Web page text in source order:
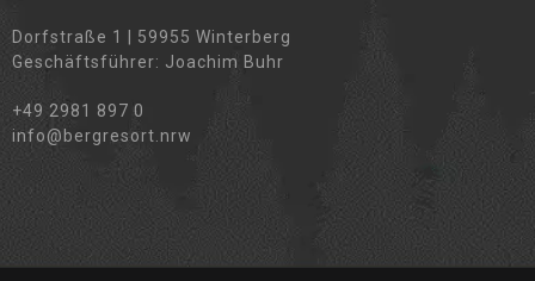
Dorfstraße 1 | 59955 Winterberg
Geschäftsführer: Joachim Buhr
+49 2981 897 0
info@bergresort.nrw